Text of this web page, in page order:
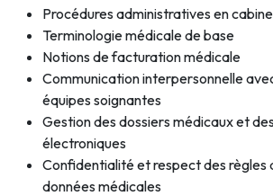
Procédures administratives en
Terminologie médicale de base
Notions de facturation médicale
Communication interpersonnelle
équipes soignantes
Gestion des dossiers médicaux et
électroniques
Confidentialité et respect des règles
données médicales